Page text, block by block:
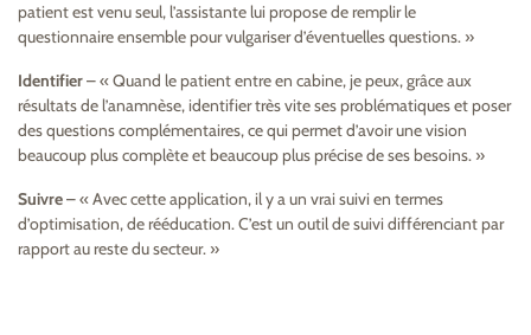
patient est venu seul, l’assistante lui propose de remplir le
questionnaire ensemble pour vulgariser d’éventuelles questions. »
Identifier– « Quand le patient entre en cabine, je peux, grâce aux
résultats de l’anamnèse, identifier très vite ses problématiques et poser
des questions complémentaires, ce qui permet d’avoir une vision
beaucoup plus complète et beaucoup plus précise de ses besoins. »
Suivre– « Avec cette application, il y a un vrai suivi en termes
d’optimisation, de rééducation. C’est un outil de suivi différenciant par
rapport au reste du secteur. »